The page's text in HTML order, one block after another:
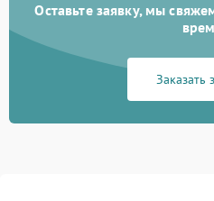
Оставьте заявку, мы
Заказать